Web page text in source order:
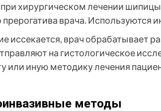
хирургическом лечении
прерогатива врача. Используются
иссекается, врач обрабатывает
на гистологическое
или иную методику лечения
методы